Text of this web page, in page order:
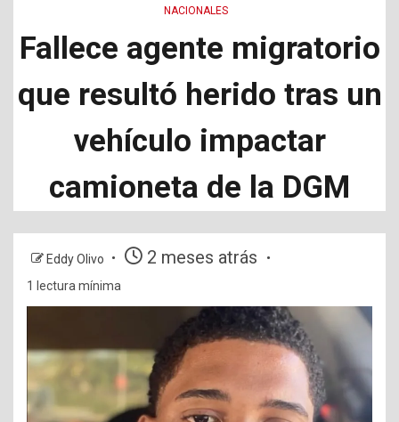
NACIONALES
Fallece agente migratorio
que resultó herido tras un
vehículo impactar
camioneta de la DGM
Eddy Olivo 2 meses atrás
1 lectura mínima